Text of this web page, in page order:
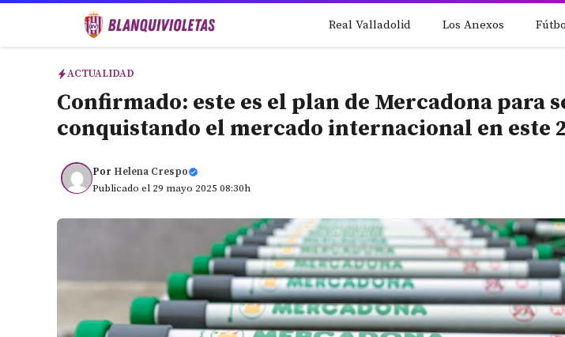
Real Valladolid Los Anexos
ACTUALIDAD
Confirmado: este es el plan de Mercadona para
conquistando el mercado internacional en este
Por Helena Crespo
Publicado el 29 mayo 2025 08:30h